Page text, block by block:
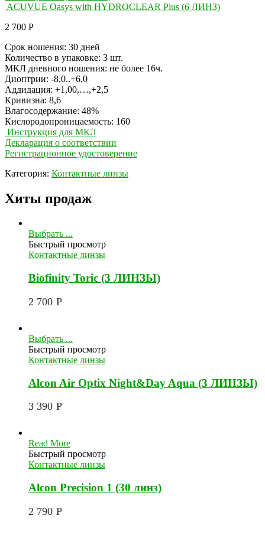
ACUVUE Oasys with HYDROCLEAR Plus (6 ЛИНЗ)
2 700 Р
Срок ношения: 30 дней
Количество в упаковке: 3 шт.
МКЛ дневного ношения: не более 16ч.
Диоптрии: -8,0..+6,0
Аддидация: +1,00,…,+2,5
Кривизна: 8,6
Влагосодержание: 48%
Кислородопроницаемость: 160
Инструкция для МКЛ
Декларация о соответствии
Регистрационное удостоверение
Категория: Контактные линзы
Хиты продаж
Выбрать ...
Быстрый просмотр
Контактные линзы
Biofinity Toric (3 ЛИНЗЫ)
2 700 Р
Выбрать ...
Быстрый просмотр
Контактные линзы
Alcon Air Optix Night&Day Aqua (3 ЛИНЗЫ)
3 390 Р
Read More
Быстрый просмотр
Контактные линзы
Alcon Precision 1 (30 линз)
2 790 Р